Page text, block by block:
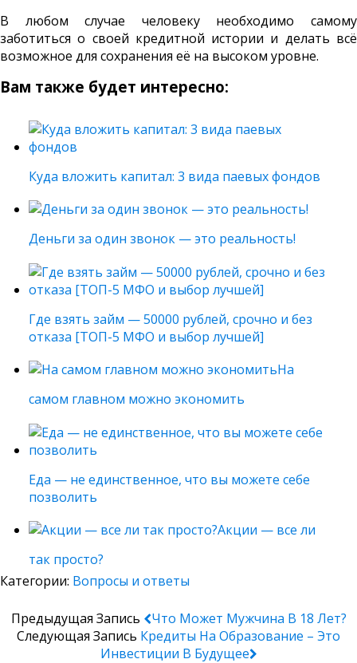
В любом случае человеку необходимо самому
заботиться о своей кредитной истории и делать всё
возможное для сохранения её на высоком уровне.
Вам также будет интересно:
Куда вложить капитал: 3 вида паевых фондов
Деньги за один звонок — это реальность!
Где взять займ — 50000 рублей, срочно и без
отказа [ТОП-5 МФО и выбор лучшей]
На
самом главном можно экономить
Еда — не единственное, что вы можете себе
позволить
Акции — все ли
так просто?
Категории: Вопросы и ответы
Предыдущая Запись
Что Может Мужчина В 18 Лет?
Следующая Запись Кредиты На Образование – Это
Инвестиции В Будущее